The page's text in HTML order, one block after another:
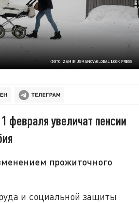
ФОТО: ZAMIR USMANOV/GLOBAL LOOK PRESS
февраля увеличат пенсии
прожиточного
и социальной защиты